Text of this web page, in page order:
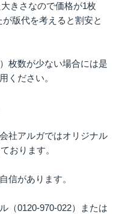
きさなので価格が1枚
版代を考えると割安と
枚数が少ない場合には是
ください。
社アルガではオリジナル
おります。
信があります。
（0120-970-022）または